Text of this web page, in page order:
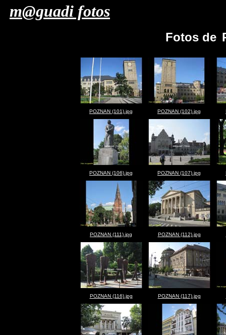
m@guadi fotos
Fotos de
POZNAN (101).jpg POZNAN (102).jpg
POZNAN (106).jpg POZNAN (107).jpg
POZNAN (111).jpg POZNAN (112).jpg
POZNAN (116).jpg POZNAN (117).jpg